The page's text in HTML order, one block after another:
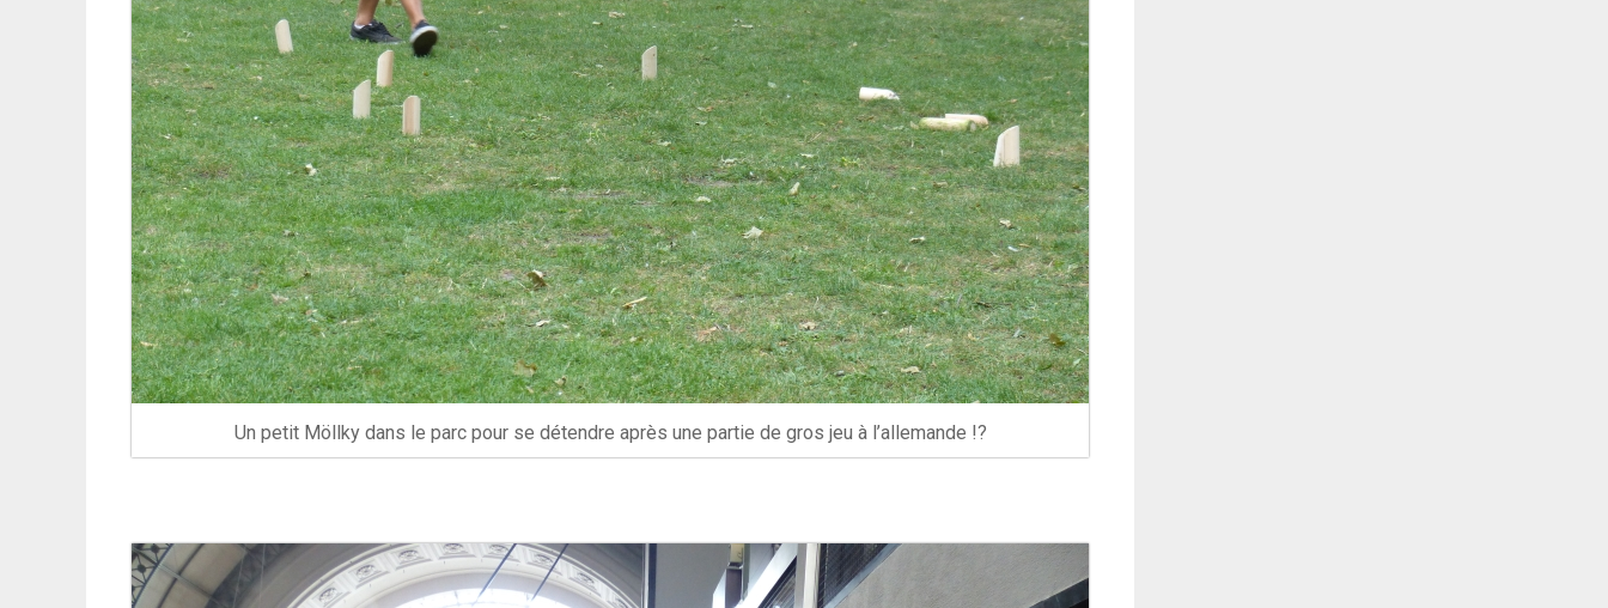
Un petit Möllky dans le parc pour se détendre après une partie de gros jeu à l’allemande !?